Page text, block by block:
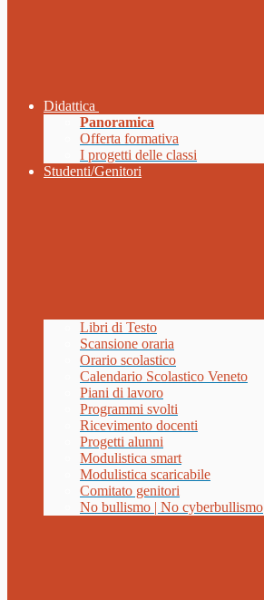
Didattica
Panoramica
Offerta formativa
I progetti delle classi
Studenti/Genitori
Libri di Testo
Scansione oraria
Orario scolastico
Calendario Scolastico Veneto
Piani di lavoro
Programmi svolti
Ricevimento docenti
Progetti alunni
Modulistica smart
Modulistica scaricabile
Comitato genitori
No bullismo | No cyberbullismo